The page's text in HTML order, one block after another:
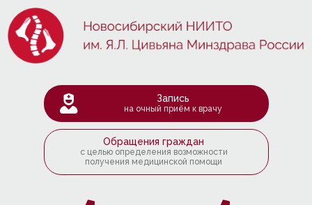
Запись
на очный приём к врачу
Обращения граждан
с целью определения возможности
получения медицинской помощи